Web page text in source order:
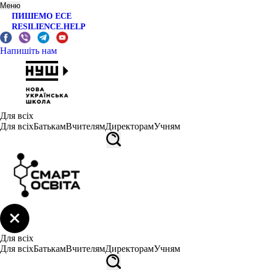
Меню
ПИШЕМО ЕСЕ
RESILIENCE.HELP
Напишіть нам
Для всіх
Для всіхБатькамВчителямДиректорамУчням
Для всіх
Для всіхБатькамВчителямДиректорамУчням